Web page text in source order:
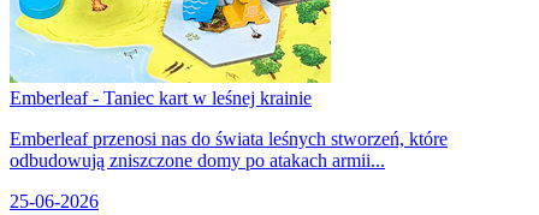
Emberleaf - Taniec kart w leśnej krainie
Emberleaf przenosi nas do świata leśnych stworzeń, które
odbudowują zniszczone domy po atakach armii...
25-06-2026